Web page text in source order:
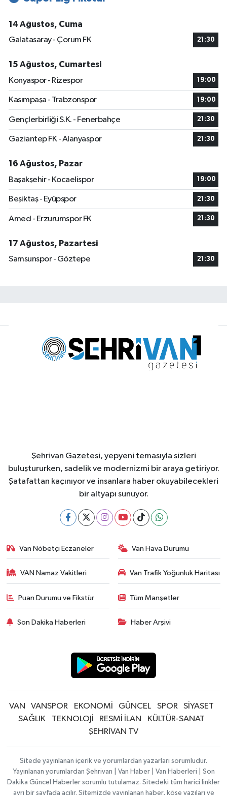
14 Ağustos, Cuma
Galatasaray - Çorum FK
21:30
15 Ağustos, Cumartesi
Konyaspor - Rizespor
19:00
Kasımpaşa - Trabzonspor 19:00
Gençlerbirliği S.K. - Fenerbahçe 21:30
Gaziantep FK - Alanyaspor 21:30
16 Ağustos, Pazar
Başakşehir - Kocaelispor
19:00
Beşiktaş - Eyüpspor 21:30
Amed - Erzurumspor FK 21:30
17 Ağustos, Pazartesi
Samsunspor - Göztepe
21:30
Şehrivan Gazetesi, yepyeni temasıyla sizleri
buluştururken, sadelik ve modernizmi bir araya getiriyor.
Şatafattan kaçınıyor ve insanlara haber okuyabilecekleri
bir altyapı sunuyor.
Van Nöbetçi Eczaneler Van Hava Durumu
VAN Namaz Vakitleri Van Trafik Yoğunluk Haritası
Puan Durumu ve Fikstür Tüm Manşetler
Son Dakika Haberleri Haber Arşivi
VAN VANSPOR EKONOMİ GÜNCEL SPOR
SİYASET
SAĞLIK
TEKNOLOJİ RESMİ İLAN
KÜLTÜR-SANAT
ŞEHRİVAN TV
Sitede yayınlanan içerik ve yorumlardan yazarları sorumludur.
Yayınlanan yorumlardan Şehrivan | Van Haber | Van Haberleri | Son
Dakika Güncel Haberler sorumlu tutulamaz. Sitedeki tüm harici linkler
ayrı bir sayfada açılır. Sitemizde yayınlanan haber, köşe yazıları ve